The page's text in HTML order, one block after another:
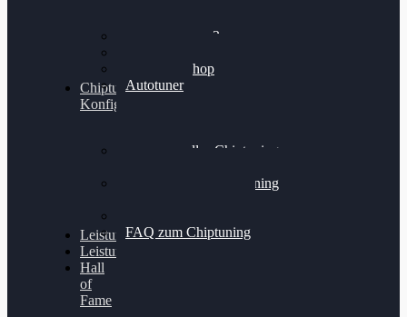
Alientech Kess3
Alientech Shop
Autotuner
Chiptuning
Konfigurator
Professionelles Chiptuning
Professionelles Chiptuning
FAQ zum Chiptuning
Leistungsmessung
Leistungsprüfstand
Hall
of
Fame